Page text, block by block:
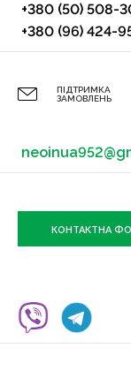
+380 (50) 508-
+380 (96) 424-
ПІДТРИМКА
ЗАМОВЛЕНЬ
КОНТАКТНА